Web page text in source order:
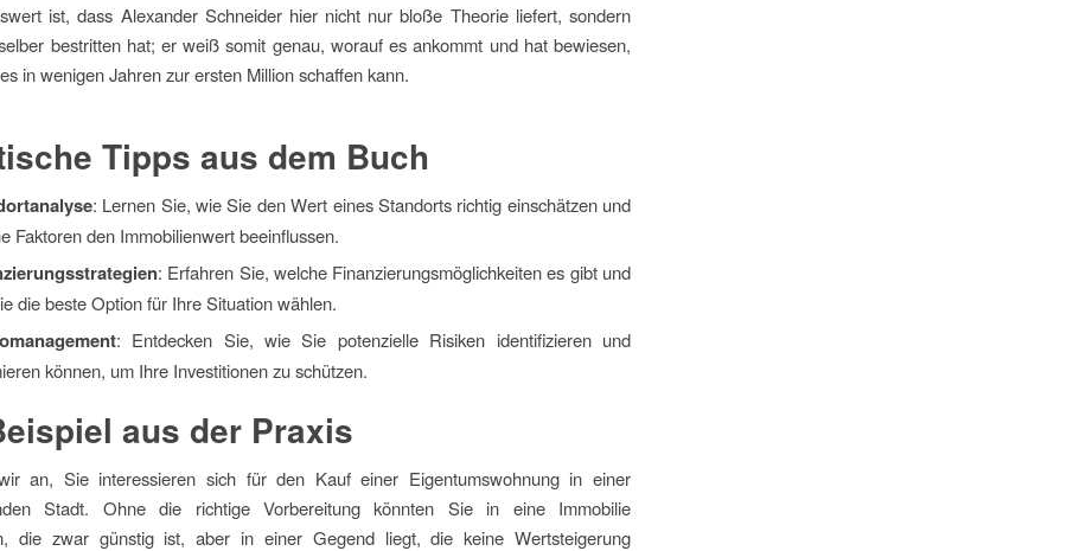
ist, dass Alexander Schneider hier nicht nur bloße Theorie liefert, sondern
bestritten hat; er weiß somit genau, worauf es ankommt und hat bewiesen,
in wenigen Jahren zur ersten Million schaffen kann.
Tipps aus dem Buch
: Lernen Sie, wie Sie den Wert eines Standorts richtig einschätzen und
Faktoren den Immobilienwert beeinflussen.
: Erfahren Sie, welche Finanzierungsmöglichkeiten es gibt und
die beste Option für Ihre Situation wählen.
: Entdecken Sie, wie Sie potenzielle Risiken identifizieren und
können, um Ihre Investitionen zu schützen.
aus der Praxis
an, Sie interessieren sich für den Kauf einer Eigentumswohnung in einer
Stadt. Ohne die richtige Vorbereitung könnten Sie in eine Immobilie
die zwar günstig ist, aber in einer Gegend liegt, die keine Wertsteigerung